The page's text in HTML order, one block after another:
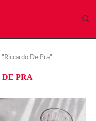
De Pra"
PRA